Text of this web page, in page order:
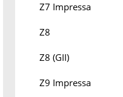
Z7 Impressa
Z8
Z8 (GII)
Z9 Impressa